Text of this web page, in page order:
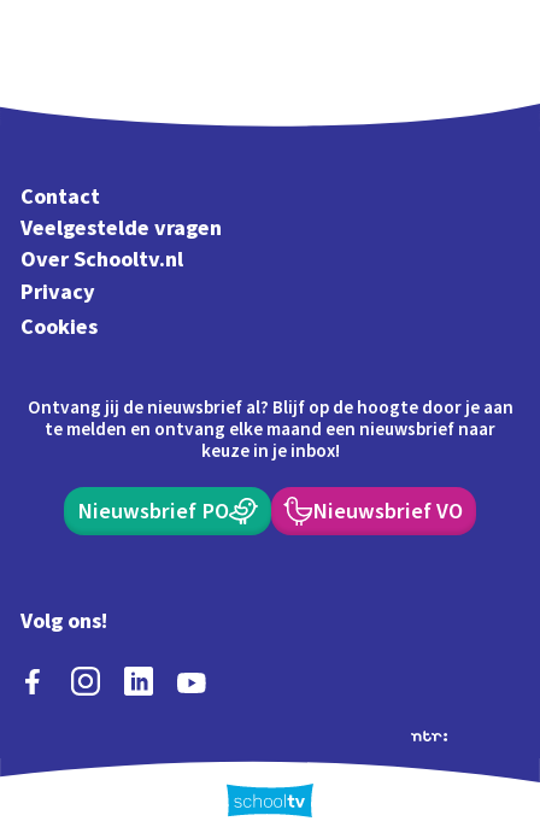
Contact
Veelgestelde vragen
Over Schooltv.nl
Privacy
Cookies
Ontvang jij de nieuwsbrief al? Blijf op de hoogte door je aan
te melden en ontvang elke maand een nieuwsbrief naar
keuze in je inbox!
Nieuwsbrief PO Nieuwsbrief VO
Volg ons!